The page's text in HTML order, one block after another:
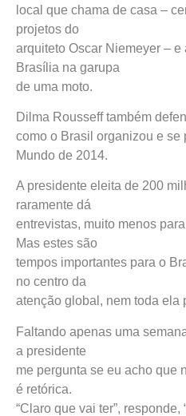
local que chama de casa –
projetos do
arquiteto Oscar Niemeyer –
Brasília na garupa
de uma moto.
Dilma Rousseff também
como o Brasil organizou e se
Mundo de 2014.
A presidente eleita de 200
raramente dá
entrevistas, muito menos
Mas estes são
tempos importantes para o
no centro da
atenção global, nem toda ela
Faltando apenas uma
a presidente
me pergunta se eu acho que
é retórica.
“Claro que vai ter”, responde,